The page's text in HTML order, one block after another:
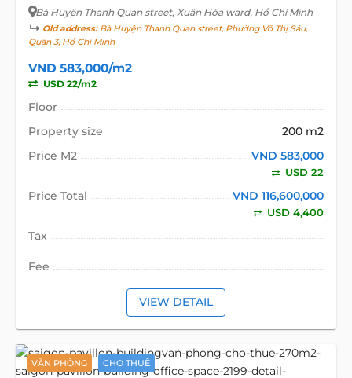
Bà Huyện Thanh Quan street, Xuân Hòa ward, Hồ Chí Minh
Old address:Bà Huyện Thanh Quan street, Phường Võ Thị Sáu,
Quận 3, Hồ Chí Minh
VND 583,000/m2
USD 22/m2
Floor
Property size
200 m2
Price M2
VND 583,000
USD 22
Price Total VND 116,600,000
USD 4,400
Tax
Fee
VIEW DETAIL
VĂN PHÒNG CHO THUÊ